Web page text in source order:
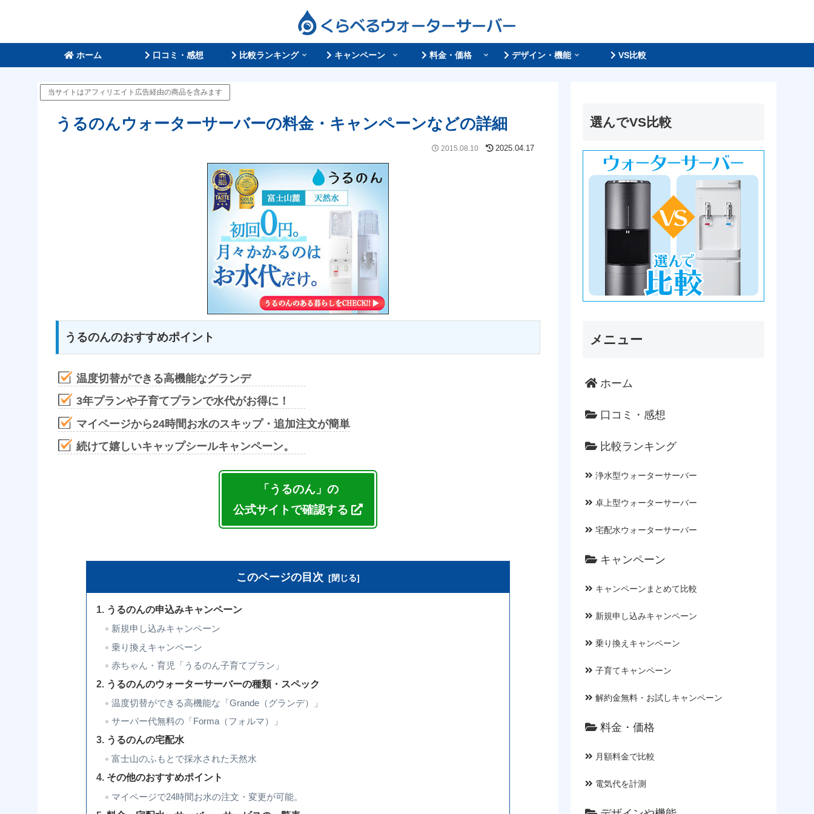
ホーム 口コミ・感想 比較ランキング キャンペーン 料金・価格 デザイン・機能 VS比較
当サイトはアフィリエイト広告経由の商品を含みます
うるのんウォーターサーバーの料金・キャンペーンなどの詳細
2015.08.10 2025.04.17
うるのんのおすすめポイント
温度切替ができる高機能なグランデ
3年プランや子育てプランで水代がお得に！
マイページから24時間お水のスキップ・追加注文が簡単
続けて嬉しいキャップシールキャンペーン。
「うるのん」の
公式サイトで確認する
このページの目次
うるのんの申込みキャンペーン
新規申し込みキャンペーン
乗り換えキャンペーン
赤ちゃん・育児「うるのん子育てプラン」
うるのんのウォーターサーバーの種類・スペック
温度切替ができる高機能な「Grande（グランデ）」
サーバー代無料の「Forma（フォルマ）」
うるのんの宅配水
富士山のふもとで採水された天然水
その他のおすすめポイント
マイページで24時間お水の注文・変更が可能。
選んでVS比較
メニュー
ホーム
口コミ・感想
比較ランキング
浄水型ウォーターサーバー
卓上型ウォーターサーバー
宅配水ウォーターサーバー
キャンペーン
キャンペーンまとめて比較
新規申し込みキャンペーン
乗り換えキャンペーン
子育てキャンペーン
解約金無料・お試しキャンペーン
料金・価格
月額料金で比較
電気代を計測